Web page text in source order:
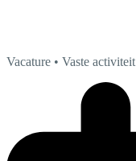
Vacature • Vaste activiteit